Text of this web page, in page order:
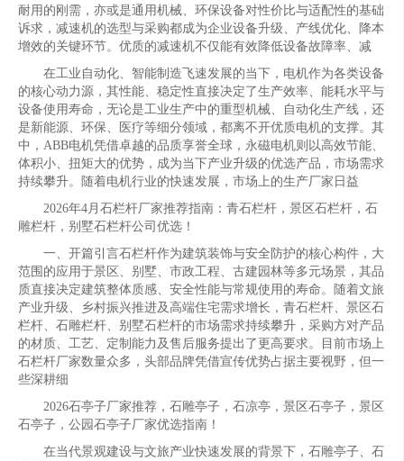
耐用的刚需，亦或是通用机械、环保设备对性价比与适配性的基础
诉求，减速机的选型与采购都成为企业设备升级、产线优化、降本
增效的关键环节。优质的减速机不仅能有效降低设备故障率、减
在工业自动化、智能制造飞速发展的当下，电机作为各类设备
的核心动力源，其性能、稳定性直接决定了生产效率、能耗水平与
设备使用寿命，无论是工业生产中的重型机械、自动化生产线，还
是新能源、环保、医疗等细分领域，都离不开优质电机的支撑。其
中，ABB电机凭借卓越的品质享誉全球，永磁电机则以高效节能、
体积小、扭矩大的优势，成为当下产业升级的优选产品，市场需求
持续攀升。随着电机行业的快速发展，市场上的生产厂家日益
2026年4月石栏杆厂家推荐指南：青石栏杆，景区石栏杆，石
雕栏杆，别墅石栏杆公司优选！
一、开篇引言石栏杆作为建筑装饰与安全防护的核心构件，大
范围的应用于景区、别墅、市政工程、古建园林等多元场景，其品
质直接决定建筑整体质感、安全性能与常规使用的寿命。随着文旅
产业升级、乡村振兴推进及高端住宅需求增长，青石栏杆、景区石
栏杆、石雕栏杆、别墅石栏杆的市场需求持续攀升，采购方对产品
的材质、工艺、定制能力及售后服务提出了更高要求。目前市场上
石栏杆厂家数量众多，头部品牌凭借宣传优势占据主要视野，但一
些深耕细
2026石亭子厂家推荐，石雕亭子，石凉亭，景区石亭子，景区
石亭子，公园石亭子厂家优选指南！
在当代景观建设与文旅产业快速发展的背景下，石雕亭子、石